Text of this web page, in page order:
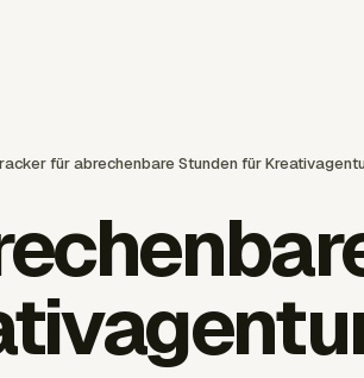
für abrechenbare Stunden für